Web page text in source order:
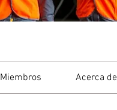
Miembros Acerca de